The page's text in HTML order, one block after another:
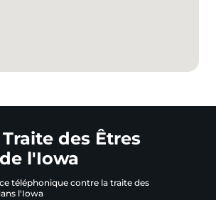
des Êtres
l'Iowa
téléphonique contre la traite des
l'Iowa